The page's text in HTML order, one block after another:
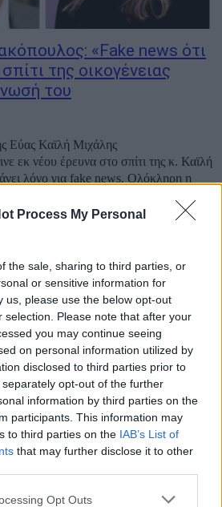
Process My Personal
the sale, sharing to third parties, or
or sensitive information for
us, please use the below opt-out
selection. Please note that after your
you may continue seeing
on personal information utilized by
disclosed to third parties prior to
opt-out of the further
information by third parties on the
participants. This information may
to third parties on the IAB’s List of
that may further disclose it to other
Opt Outs
«Fake news ότι
της οικογένειας
του
Εύας Καϊλή Μιχάλης
εκ νέου έρευνα στο σπίτι της κ. Καϊλή
λόγο για fake news. Ολόκληρη η
στη κατοικία...